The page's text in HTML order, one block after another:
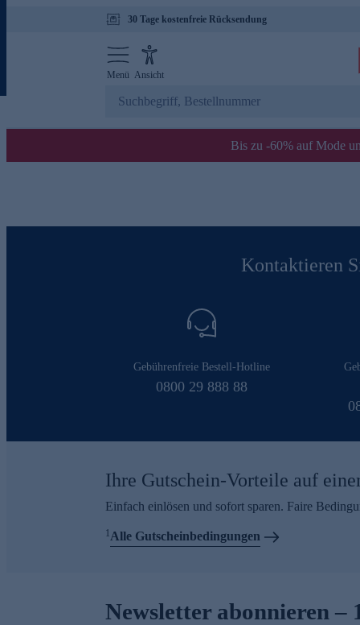
30 Tage kostenfreie Rücksendung
Menü Ansicht
Bis zu -60% auf Mode
Kontaktieren
Gebührenfreie Bestell-Hotline
0800 29 888 88
Ihre Gutschein-Vorteile auf
Einfach einlösen und sofort sparen. Faire
1Alle Gutscheinbedingungen
Newsletter abonnieren –